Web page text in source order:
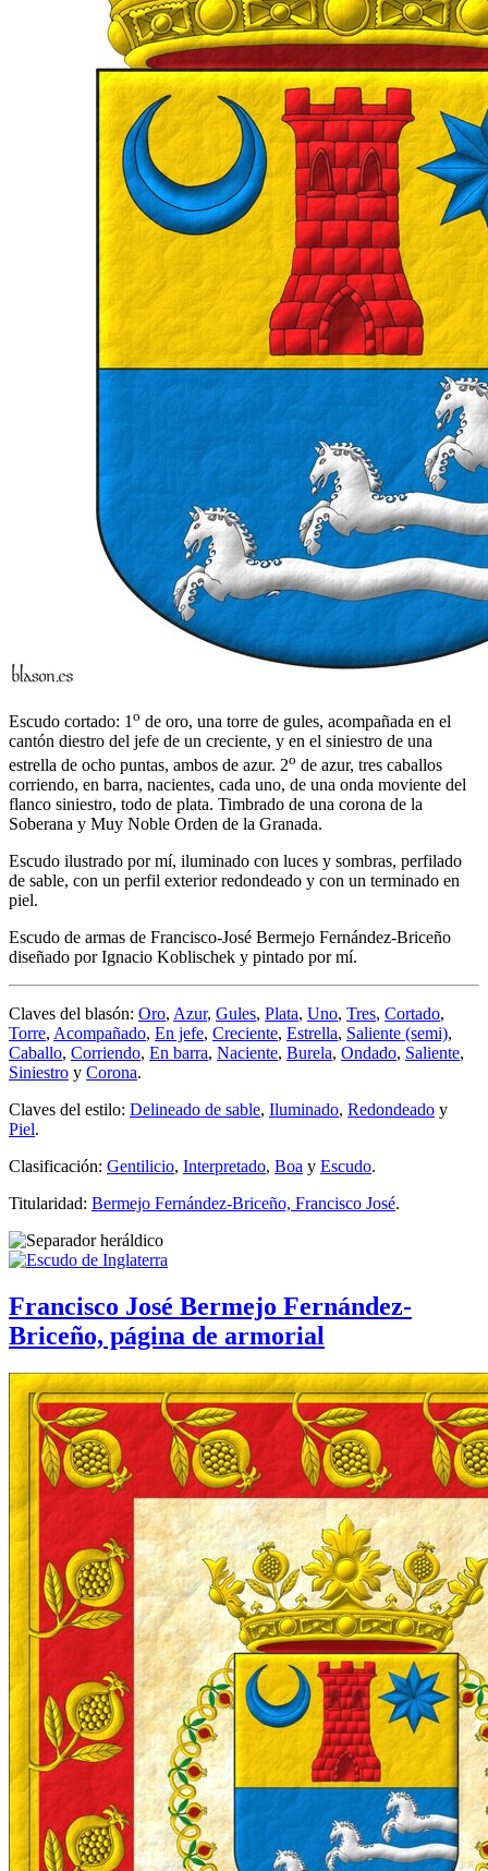
Escudo cortado: 1 o de oro, una torre de gules, acompañada en el
cantón diestro del jefe de un creciente, y en el siniestro de una
estrella de ocho puntas, ambos de azur. 2o de azur, tres caballos
corriendo, en barra, nacientes, cada uno, de una onda moviente del
flanco siniestro, todo de plata. Timbrado de una corona de la
Soberana y Muy Noble Orden de la Granada.
Escudo ilustrado por mí, iluminado con luces y sombras, perfilado
de sable, con un perfil exterior redondeado y con un terminado en
piel.
Escudo de armas de Francisco-José Bermejo Fernández-Briceño
diseñado por Ignacio Koblischek y pintado por mí.
Claves del blasón: Oro, Azur, Gules, Plata, Uno, Tres, Cortado,
Torre, Acompañado, En jefe, Creciente, Estrella, Saliente (semi),
Caballo, Corriendo, En barra, Naciente, Burela, Ondado, Saliente,
Siniestro y Corona.
Claves del estilo: Delineado de sable, Iluminado, Redondeado y
Piel.
Clasificación: Gentilicio, Interpretado, Boa y Escudo.
Titularidad: Bermejo Fernández-Briceño, Francisco José.
Francisco José Bermejo Fernández-
Briceño, página de armorial